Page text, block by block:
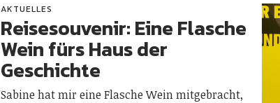
AKTUELLES
Reisesouvenir: Eine Flasche
Wein fürs Haus der
Geschichte
Sabine hat mir eine Flasche Wein mitgebracht,